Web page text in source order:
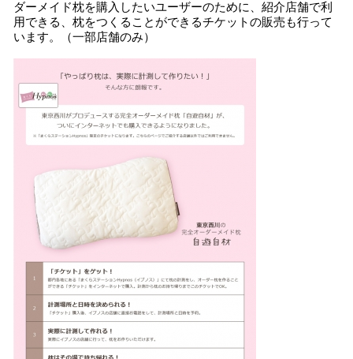
ダーメイド枕を購入したいユーザーのために、紹介店舗で利
用できる、枕をつくることができるチケットの販売も行って
います。（一部店舗のみ）